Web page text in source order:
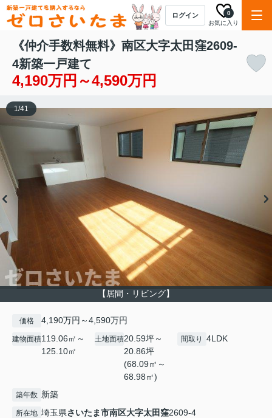
ログイン
お気に入り
0
《仲介手数料無料》南区大字太田窪2609-
4新築一戸建て
4,190万円～4,590万円
【居間・リビング】
1/41
価格 4,190万円～4,590万円
建物面積119.06㎡～
125.10㎡
土地面積20.59坪～
20.86坪
(68.09㎡～
68.98㎡)
間取り 4LDK
築年数 新築
所在地 埼玉県さいたま市南区大字太田窪2609-4